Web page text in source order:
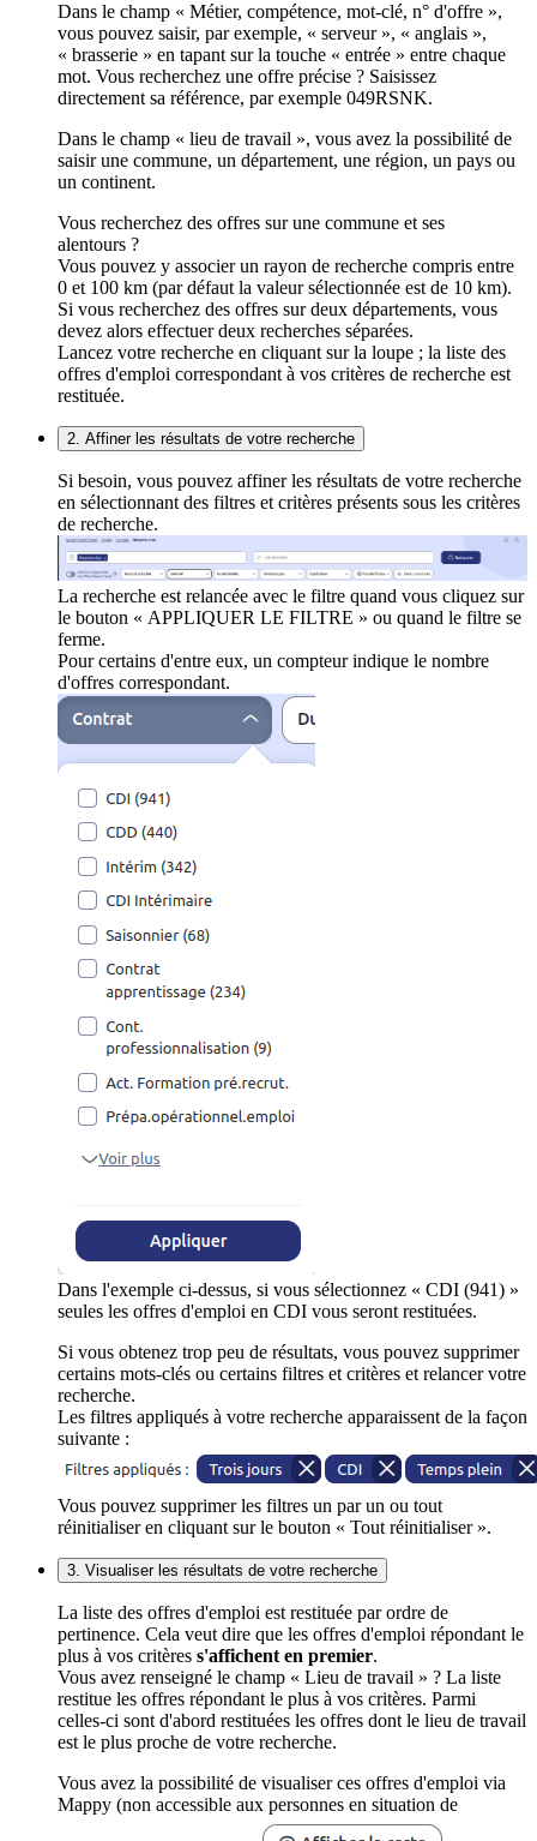
Dans le champ « Métier, compétence, mot-clé, n° d'offre »,
vous pouvez saisir, par exemple, « serveur », « anglais »,
« brasserie » en tapant sur la touche « entrée » entre chaque
mot. Vous recherchez une offre précise ? Saisissez
directement sa référence, par exemple 049RSNK.
Dans le champ « lieu de travail », vous avez la possibilité de
saisir une commune, un département, une région, un pays ou
un continent.
Vous recherchez des offres sur une commune et ses
alentours ?
Vous pouvez y associer un rayon de recherche compris entre
0 et 100 km (par défaut la valeur sélectionnée est de 10 km).
Si vous recherchez des offres sur deux départements, vous
devez alors effectuer deux recherches séparées.
Lancez votre recherche en cliquant sur la loupe ; la liste des
offres d'emploi correspondant à vos critères de recherche est
restituée.
2. Affiner les résultats de votre recherche
Si besoin, vous pouvez affiner les résultats de votre recherche
en sélectionnant des filtres et critères présents sous les critères
de recherche.
La recherche est relancée avec le filtre quand vous cliquez sur
le bouton « APPLIQUER LE FILTRE » ou quand le filtre se
ferme.
Pour certains d'entre eux, un compteur indique le nombre
d'offres correspondant.
Dans l'exemple ci-dessus, si vous sélectionnez « CDI (941) »
seules les offres d'emploi en CDI vous seront restituées.
Si vous obtenez trop peu de résultats, vous pouvez supprimer
certains mots-clés ou certains filtres et critères et relancer votre
recherche.
Les filtres appliqués à votre recherche apparaissent de la façon
suivante :
Vous pouvez supprimer les filtres un par un ou tout
réinitialiser en cliquant sur le bouton « Tout réinitialiser ».
3. Visualiser les résultats de votre recherche
La liste des offres d'emploi est restituée par ordre de
pertinence. Cela veut dire que les offres d'emploi répondant le
plus à vos critères s'affichent en premier.
Vous avez renseigné le champ « Lieu de travail » ? La liste
restitue les offres répondant le plus à vos critères. Parmi
celles-ci sont d'abord restituées les offres dont le lieu de travail
est le plus proche de votre recherche.
Vous avez la possibilité de visualiser ces offres d'emploi via
Mappy (non accessible aux personnes en situation de